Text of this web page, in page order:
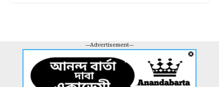
---Advertisement---